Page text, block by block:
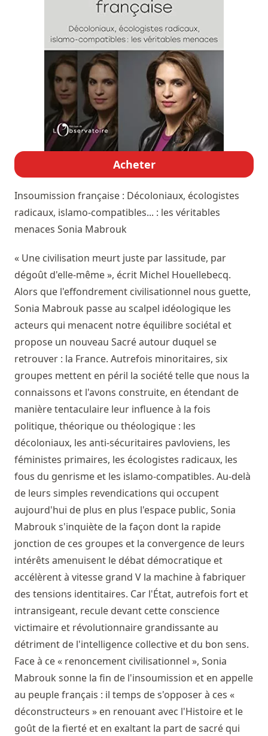
Acheter
Insoumission française : Décoloniaux, écologistes
radicaux, islamo-compatibles... : les véritables
menaces Sonia Mabrouk
« Une civilisation meurt juste par lassitude, par
dégoût d'elle-même », écrit Michel Houellebecq.
Alors que l'effondrement civilisationnel nous guette,
Sonia Mabrouk passe au scalpel idéologique les
acteurs qui menacent notre équilibre sociétal et
propose un nouveau Sacré autour duquel se
retrouver : la France. Autrefois minoritaires, six
groupes mettent en péril la société telle que nous la
connaissons et l'avons construite, en étendant de
manière tentaculaire leur influence à la fois
politique, théorique ou théologique : les
décoloniaux, les anti-sécuritaires pavloviens, les
féministes primaires, les écologistes radicaux, les
fous du genrisme et les islamo-compatibles. Au-delà
de leurs simples revendications qui occupent
aujourd'hui de plus en plus l'espace public, Sonia
Mabrouk s'inquiète de la façon dont la rapide
jonction de ces groupes et la convergence de leurs
intérêts amenuisent le débat démocratique et
accélèrent à vitesse grand V la machine à fabriquer
des tensions identitaires. Car l'État, autrefois fort et
intransigeant, recule devant cette conscience
victimaire et révolutionnaire grandissante au
détriment de l'intelligence collective et du bon sens.
Face à ce « renoncement civilisationnel », Sonia
Mabrouk sonne la fin de l'insoumission et en appelle
au peuple français : il temps de s'opposer à ces «
déconstructeurs » en renouant avec l'Histoire et le
goût de la fierté et en exaltant la part de sacré qui